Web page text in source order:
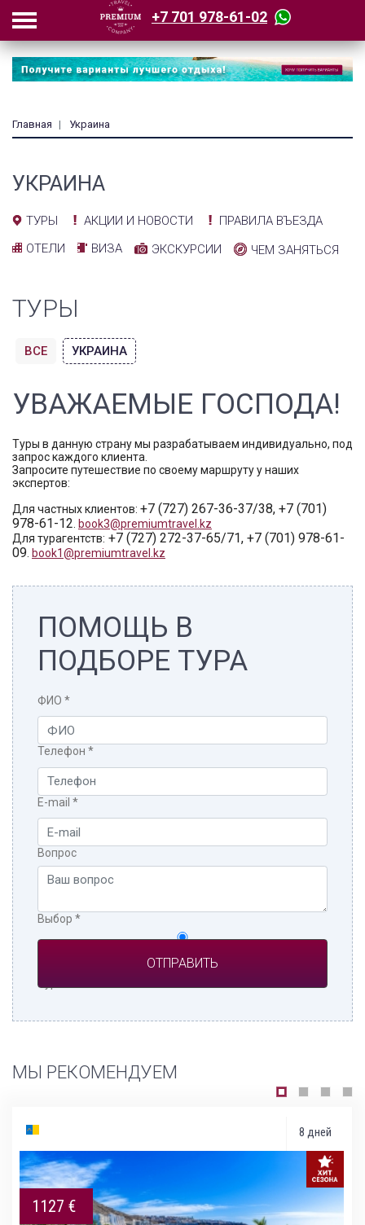
+7 701 978-61-02
Главная Украина
УКРАИНА
ТУРЫ АКЦИИ И НОВОСТИ
ПРАВИЛА ВЪЕЗДА
ОТЕЛИ
ВИЗА ЭКСКУРСИИ ЧЕМ ЗАНЯТЬСЯ
ТУРЫ
ВСЕ УКРАИНА
УВАЖАЕМЫЕ ГОСПОДА!
Туры в данную страну мы разрабатываем индивидуально, под
запрос каждого клиента.
Запросите путешествие по своему маршруту у наших
экспертов:
Для частных клиентов: +7 (727) 267-36-37/38, +7 (701)
978-61-12 book3@premiumtravel.kz
Для турагентств: +7 (727) 272-37-65/71, +7 (701) 978-61-
09 book1@premiumtravel.kz
ПОМОЩЬ В
ПОДБОРЕ ТУРА
ФИО *
Телефон *
E-mail *
Вопрос
Выбор *
Турагент
МЫ РЕКОМЕНДУЕМ
8 дней
1127 €